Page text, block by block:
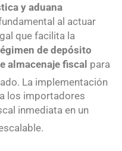
y aduana
al actuar
que facilita la
de depósito
almacenaje fiscal para
. La implementación
los importadores
inmediata en un
.